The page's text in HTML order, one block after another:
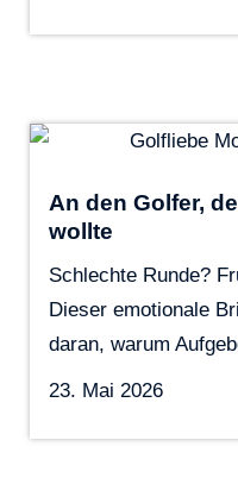
An den Golfer,
wollte
Schlechte Runde?
Dieser emotionale
daran, warum
23. Mai 2026